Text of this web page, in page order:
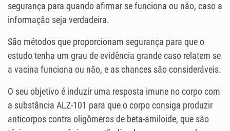
segurança para quando afirmar se funciona ou não, caso a
informação seja verdadeira.
São métodos que proporcionam segurança para que o
estudo tenha um grau de evidência grande caso relatem se
a vacina funciona ou não, e as chances são consideráveis.
O seu objetivo é induzir uma resposta imune no corpo com
a substância ALZ-101 para que o corpo consiga produzir
anticorpos contra oligômeros de beta-amiloide, que são